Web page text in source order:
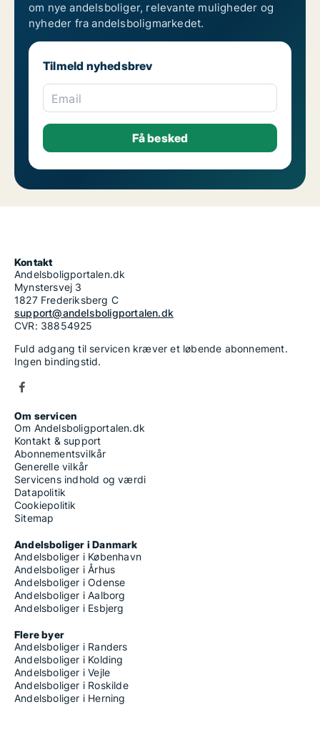
om nye andelsboliger, relevante muligheder og
nyheder fra andelsboligmarkedet.
Tilmeld nyhedsbrev
Email
Kontakt
Andelsboligportalen.dk
Mynstersvej 3
1827 Frederiksberg C
support@andelsboligportalen.dk
CVR: 38854925
Fuld adgang til servicen kræver et løbende abonnement.
Ingen bindingstid.
Om servicen
Om Andelsboligportalen.dk
Kontakt & support
Abonnementsvilkår
Generelle vilkår
Servicens indhold og værdi
Datapolitik
Cookiepolitik
Sitemap
Andelsboliger i Danmark
Andelsboliger i København
Andelsboliger i Århus
Andelsboliger i Odense
Andelsboliger i Aalborg
Andelsboliger i Esbjerg
Flere byer
Andelsboliger i Randers
Andelsboliger i Kolding
Andelsboliger i Vejle
Andelsboliger i Roskilde
Andelsboliger i Herning